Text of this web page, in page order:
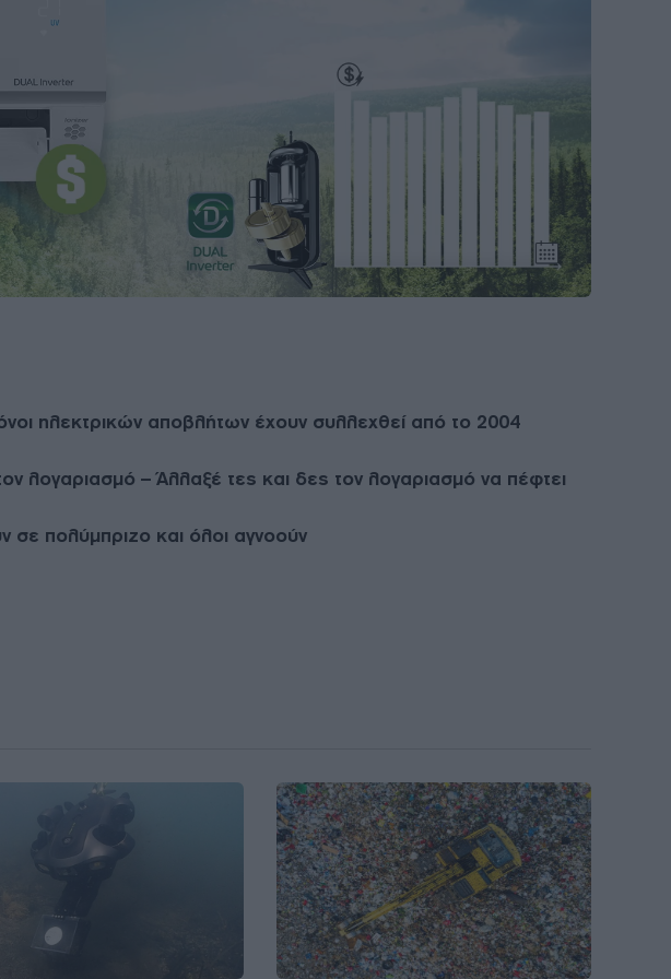
ηλεκτρικών αποβλήτων έχουν συλλεχθεί από το 2004
λογαριασμό – Άλλαξέ τες και δες τον λογαριασμό να πέφτει
σε πολύμπριζο και όλοι αγνοούν